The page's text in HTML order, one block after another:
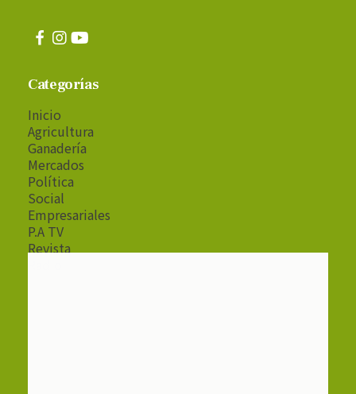
Categorías
Inicio
Agricultura
Ganadería
Mercados
Política
Social
Empresariales
P.A TV
Revista